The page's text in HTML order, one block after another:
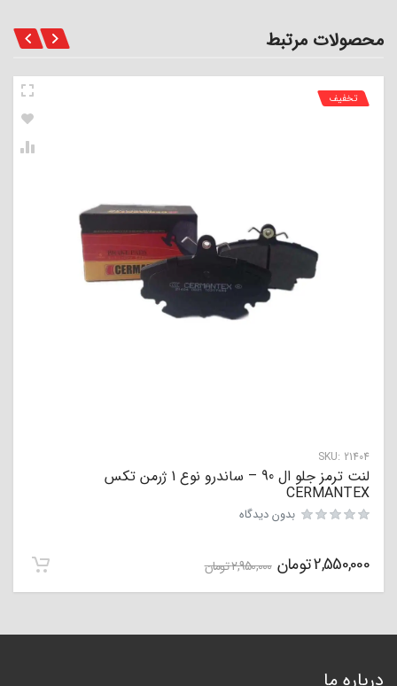
محصولات مرتبط
SKU: 21404
تخفیف
لنت ترمز جلو ال 90 – ساندرو نوع 1 ژرمن تکس
CERMANTEX
بدون دیدگاه
2,550,000تومان 2,950,000تومان
درباره ما